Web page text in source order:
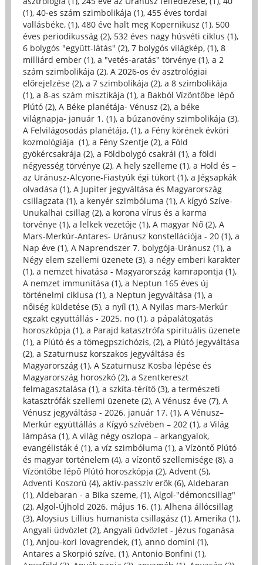
(1), 40-es szám szimbolikája (1), 455 éves tordai
vallásbéke, (1), 480 éve halt meg Kopernikusz (1), 500
éves periodikusság (2), 532 éves nagy húsvéti ciklus (1),
6 bolygós "együtt-látás" (2), 7 bolygós világkép, (1), 8
milliárd ember (1), a "vetés-aratás" törvénye (1), a 2
szám szimbolikája (2), A 2026-os év asztrológiai
előrejelzése (2), a 7 szimbolikája (2), a 8 szimbolikája
(1), a 8-as szám misztikája (1), a Bakból Vízöntőbe lépő
Plútó (2), A Béke planétája- Vénusz (2), a béke
világnapja- január 1. (1), a búzanövény szimbolikája (3),
A Felvilágosodás planétája, (1), a Fény körének évköri
kozmológiája (1), a Fény Szentje (2), a Föld
gyökércsakrája (2), a Földbolygó csakrái (1), a földi
négyesség törvénye (2), A hely szelleme (1), a Hold és –
az Uránusz-Alcyone-Fiastyúk égi tükört (1), a Jégsapkák
olvadása (1), A Jupiter jegyváltása és Magyarország
csillagzata (1), a kenyér szimbóluma (1), A kígyó Szíve-
Unukalhai csillag (2), a korona vírus és a karma
törvénye (1), a lelkek vezetője (1), A magyar Nő (2), A
Mars-Merkúr-Antares- Uránusz konstellációja - 20 (1), a
Nap éve (1), A Naprendszer 7. bolygója-Uránusz (1), a
Négy elem szellemi üzenete (3), a négy emberi karakter
(1), a nemzet hivatása - Magyarország kamrapontja (1),
A nemzet immunitása (1), a Neptun 165 éves új
történelmi ciklusa (1), a Neptun jegyváltása (1), a
nőiség küldetése (5), a nyíl (1), A Nyilas mars-Merkúr
egzakt együttállás - 2025. no (1), a pápalátogatás
horoszkópja (1), a Parajd katasztrófa spirituális üzenete
(1), a Plútó és a tömegpszichózis, (2), a Plútó jegyváltása
(2), a Szaturnusz korszakos jegyváltása és
Magyarország (1), A Szaturnusz Kosba lépése és
Magyarország horoszkó (2), a Szentkereszt
felmagasztalása (1), a szkíta-térítő (3), a természeti
katasztrófák szellemi üzenete (2), A Vénusz éve (7), A
Vénusz jegyváltása - 2026. január 17. (1), A Vénusz–
Merkúr együttállás a Kígyó szívében – 202 (1), a Világ
lámpása (1), A világ négy oszlopa – arkangyalok,
evangélisták é (1), a víz szimbóluma (1), a Vízöntő Plútó
és magyar történelem (4), a vízöntő szellemisége (8), a
Vízöntőbe lépő Plútó horoszkópja (2), Advent (5),
Adventi Koszorú (4), aktív-passzív erők (6), Aldebaran
(1), Aldebaran - a Bika szeme, (1), Algol-"démoncsillag"
(2), Algol-Újhold 2026. május 16. (1), Alhena állócsillag
(3), Aloysius Lillius humanista csillagász (1), Amerika (1),
Angyali üdvözlet (2), Angyali üdvözlet - Jézus foganása
(1), Anjou-kori lovagrendek, (1), anno domini (1),
Antares a Skorpió szíve. (1), Antonio Bonfini (1),